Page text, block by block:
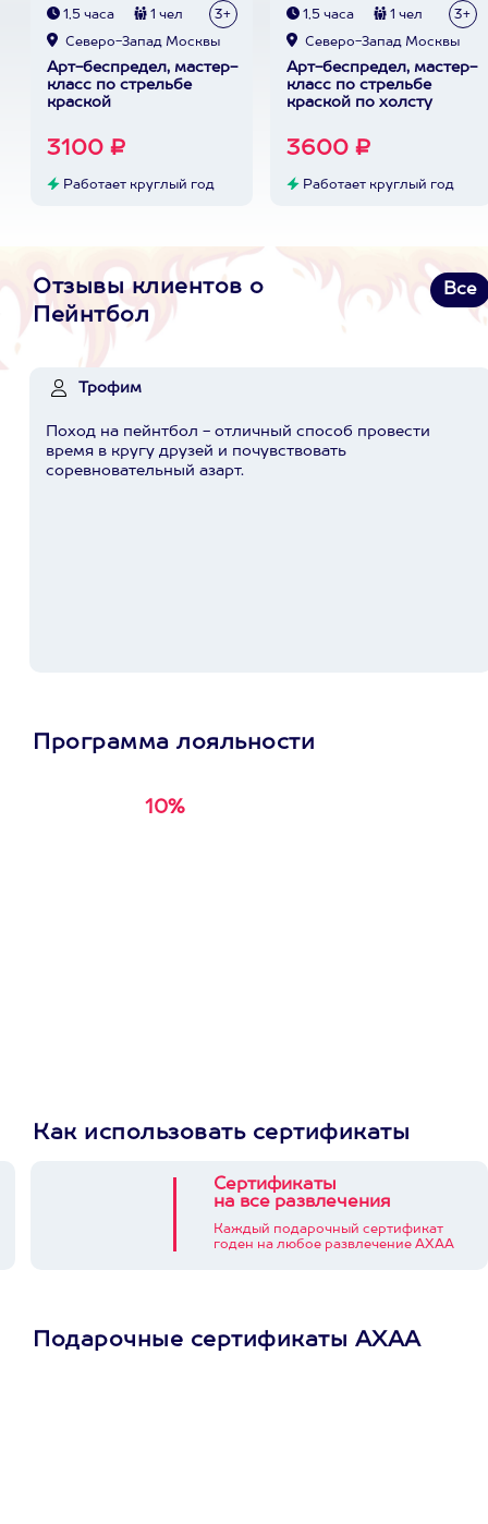
1,5 часа 1 чел 3+
Северо-Запад Москвы
Арт-беспредел, мастер-
класс по стрельбе
краской
3100 ₽
Работает круглый год
1,5 часа 1 чел 3+
Северо-Запад Москвы
Арт-беспредел, мастер-
класс по стрельбе
краской по холсту
3600 ₽
Работает круглый год
Отзывы клиентов о
Пейнтбол
Все
Трофим
Поход на пейнтбол - отличный способ провести
время в кругу друзей и почувствовать
соревновательный азарт.
Программа лояльности
10%
Как использовать сертификаты
Сертификаты
на все развлечения
Каждый подарочный сертификат
годен на любое развлечение АХАА
Подарочные сертификаты АХАА